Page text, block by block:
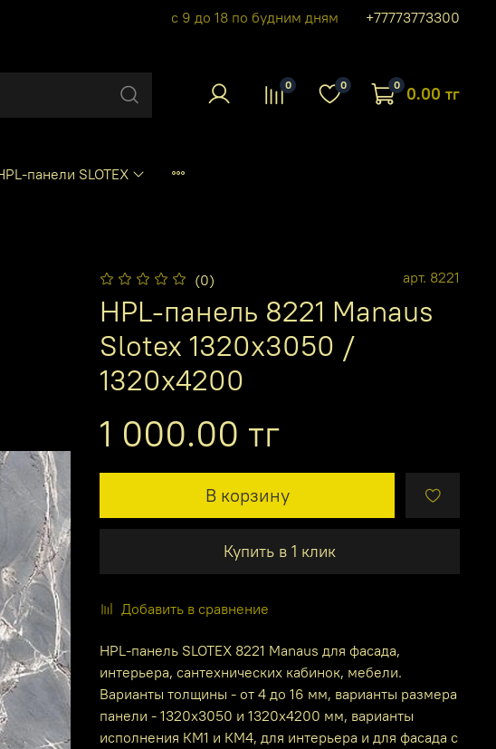
с 9 до 18 по будним дням +77773773300
0 0 0 0.00 тг
панели SLOTEX
(0) арт. 8221
HPL-панель 8221 Manaus
Slotex 1320х3050 /
1320х4200
1 000.00 тг
В корзину
Купить в 1 клик
Добавить в сравнение
HPL-панель SLOTEX 8221 Manaus для фасада,
интерьера, сантехнических кабинок, мебели.
Варианты толщины - от 4 до 16 мм, варианты размера
панели - 1320х3050 и 1320х4200 мм, варианты
исполнения КМ1 и КМ4, для интерьера и для фасада с